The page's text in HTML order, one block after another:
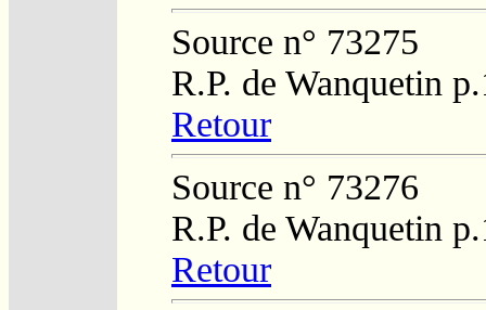
Source n° 73275
R.P. de Wanquetin
Retour
Source n° 73276
R.P. de Wanquetin
Retour